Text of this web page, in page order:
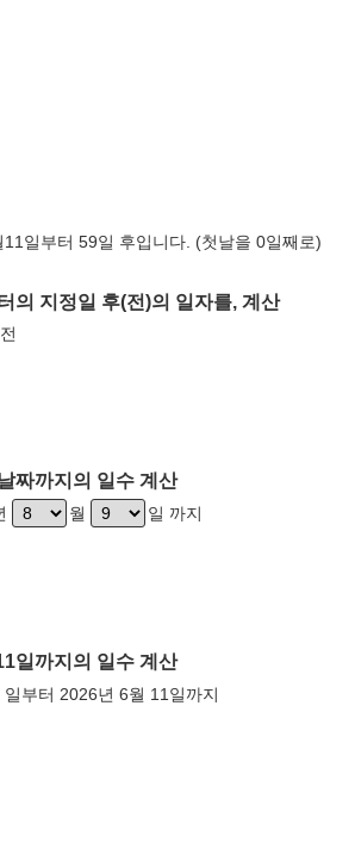
일부터 59일 후입니다. (첫날을 0일째로)
지정일 후(전)의 일자를, 계산
짜까지의 일수 계산
월 일 까지
일까지의 일수 계산
일부터 2026년 6월 11일까지